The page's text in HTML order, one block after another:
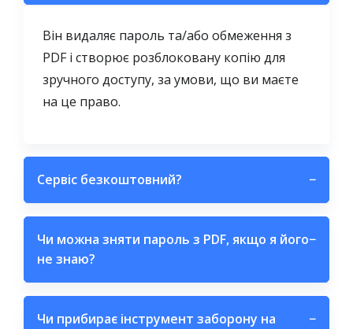
Він видаляє пароль та/або обмеження з
PDF і створює розблоковану копію для
зручного доступу, за умови, що ви маєте
на це право.
Сервіс безкоштовний? −
Чи можна зняти пароль з PDF, якщо я його
не знаю?
−
Чи прибирає інструмент заборону на
−